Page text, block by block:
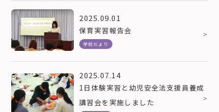
2025.09.01
保育実習報告会
学校だより
2025.07.14
1日体験実習と幼児安全法支援員養成
講習会を実施しました